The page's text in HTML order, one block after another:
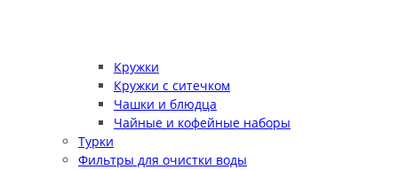
Кружки
Кружки с ситечком
Чашки и блюдца
Чайные и кофейные наборы
Турки
Фильтры для очистки воды